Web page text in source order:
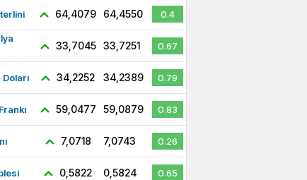
64,4079 64,4550 0.4
33,7045 33,7251 0.67
34,2252 34,2389 0.79
59,0477 59,0879 0.83
7,0718 7,0743 0.26
0,5822 0,5824 0.65